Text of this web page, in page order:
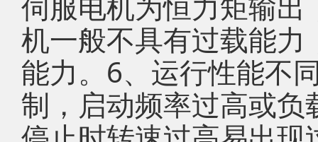
机一般不具有过载能
能力。6、运行性能不
制，启动频率过高或